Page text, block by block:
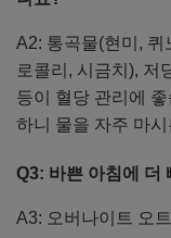
A2: 통곡물(현미, 퀴
로콜리, 시금치), 저
등이 혈당 관리에
하니 물을 자주 마
Q3: 바쁜 아침에 더
A3: 오버나이트 오